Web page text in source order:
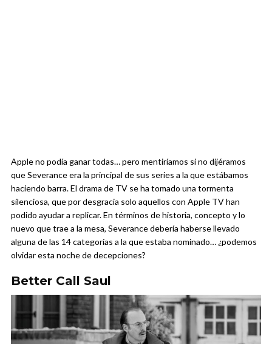
Apple no podía ganar todas… pero mentiríamos si no dijéramos
que Severance era la principal de sus series a la que estábamos
haciendo barra. El drama de TV se ha tomado una tormenta
silenciosa, que por desgracia solo aquellos con Apple TV han
podido ayudar a replicar. En términos de historia, concepto y lo
nuevo que trae a la mesa, Severance debería haberse llevado
alguna de las 14 categorías a la que estaba nominado… ¿podemos
olvidar esta noche de decepciones?
Better Call Saul